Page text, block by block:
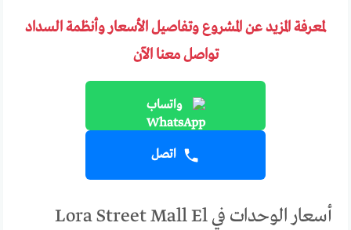
لمعرفة المزيد عن المشروع وتفاصيل الأسعار وأنظمة السداد
تواصل معنا الآن
واتساب
اتصل
أسعار الوحدات في Lora Street Mall El